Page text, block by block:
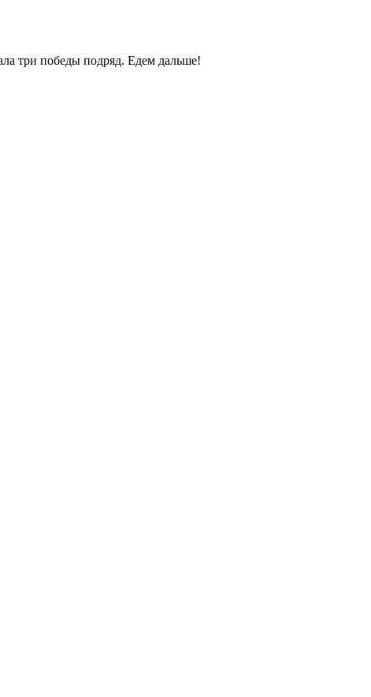
три победы подряд. Едем дальше!